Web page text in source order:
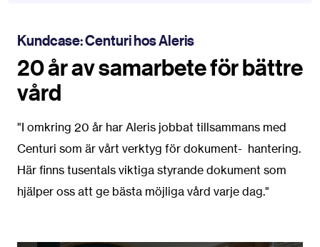
Kundcase: Centuri hos Aleris
20 år av samarbete för bättre
vård
"I omkring 20 år har Aleris jobbat tillsammans med
Centuri som är vårt verktyg för dokument- hantering.
Här finns tusentals viktiga styrande dokument som
hjälper oss att ge bästa möjliga vård varje dag." ​